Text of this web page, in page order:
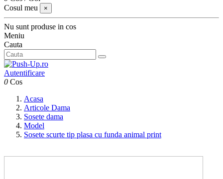
Cosul meu
×
Nu sunt produse in cos
Meniu
Cauta
Autentificare
0 Cos
Acasa
Articole Dama
Sosete dama
Model
Sosete scurte tip plasa cu funda animal print